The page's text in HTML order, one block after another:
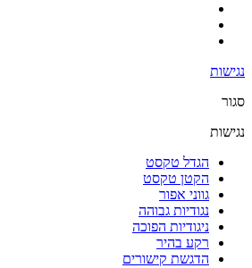
נגישות
סגור
נגישות
הגדל טקסט
הקטן טקסט
גווני אפור
נגודיות גבוהה
ניגודיות הפוכה
רקע בהיר
הדגשת קישורים